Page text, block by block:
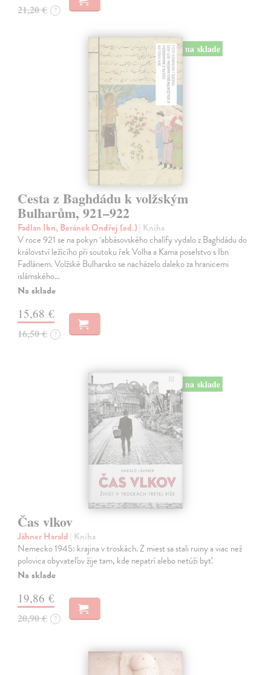
21,20 € ?
na sklade
Cesta z Baghdádu k volžským
Bulharům, 921–922
Fadlan Ibn, Beránek Ondřej (ed.)| Kniha
V roce 921 se na pokyn ‘abbásovského chalífy vydalo z Baghdádu do
království ležícího při soutoku řek Volha a Kama poselstvo s Ibn
Fadlánem. Volžské Bulharsko se nacházelo daleko za hranicemi
islámského…
Na sklade
15,68 €
16,50 € ?
na sklade
Čas vlkov
Jähner Harald | Kniha
Nemecko 1945: krajina v troskách. Z miest sa stali ruiny a viac než
polovica obyvateľov žije tam, kde nepatrí alebo netúži byť.
Na sklade
19,86 €
20,90 € ?